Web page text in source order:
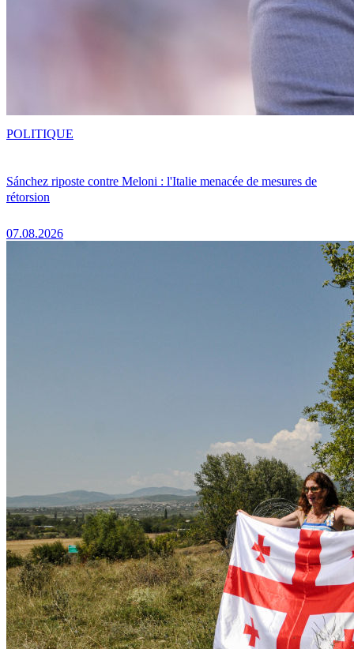
Sánchez riposte contre Meloni : l'Italie menacée de mesures de
rétorsion
07.08.2026
POLITIQUE